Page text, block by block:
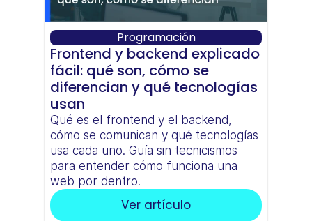
Programación
Frontend y backend explicado
fácil: qué son, cómo se
diferencian y qué tecnologías
usan
Qué es el frontend y el backend,
cómo se comunican y qué tecnologías
usa cada uno. Guía sin tecnicismos
para entender cómo funciona una
web por dentro.
Ver artículo